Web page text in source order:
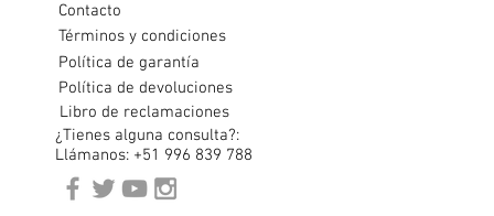
Contacto
Términos y condiciones
Política de garantía
Política de devoluciones
Libro de reclamaciones
¿Tienes alguna consulta?:
Llámanos: +51 996 839 788